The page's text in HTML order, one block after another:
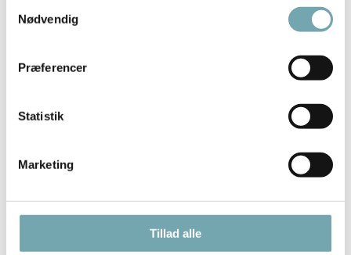
Nødvendig
Præferencer
Statistik
Marketing
Tillad alle